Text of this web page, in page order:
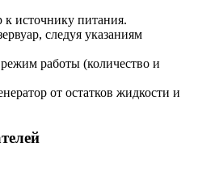
к источнику питания.
следуя указаниям
работы (количество и
от остатков жидкости и